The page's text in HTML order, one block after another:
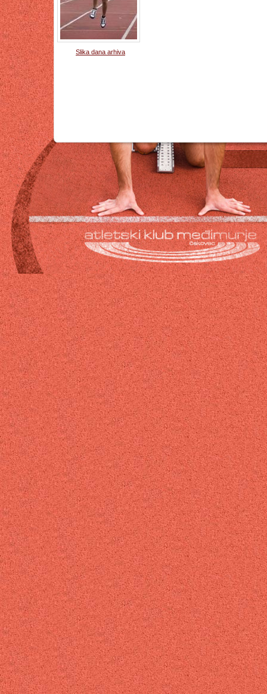
Slika dana arhiva